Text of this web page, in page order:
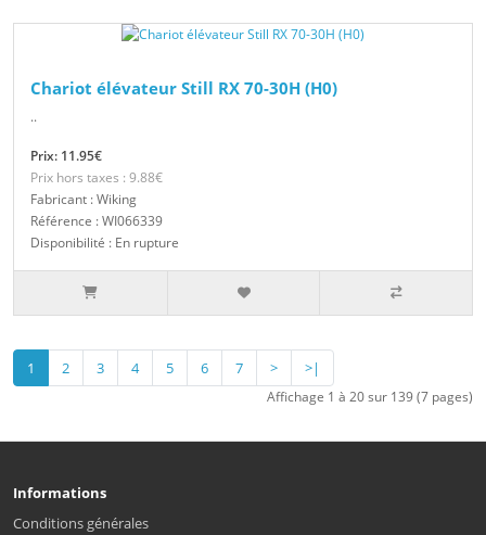
Chariot élévateur Still RX 70-30H (H0)
..
Prix: 11.95€
Prix hors taxes : 9.88€
Fabricant : Wiking
Référence : WI066339
Disponibilité : En rupture
1 2 3 4 5 6 7 > >|
Affichage 1 à 20 sur 139 (7 pages)
Informations
Conditions générales